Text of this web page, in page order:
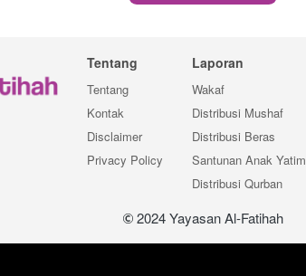
Tentang
Tentang
Kontak
Disclaimer
Privacy Policy
Laporan
Wakaf
Distribusi Mushaf
Distribusi Beras
Santunan Anak Yatim
Distribusi Qurban
2024 Yayasan Al-Fatihah